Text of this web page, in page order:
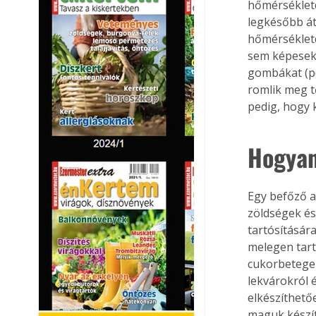
legkésőbb
sem
gombákat
romlik meg
pedig, hogy
Egy befőző
zöldségek
melegen
lekvárokról